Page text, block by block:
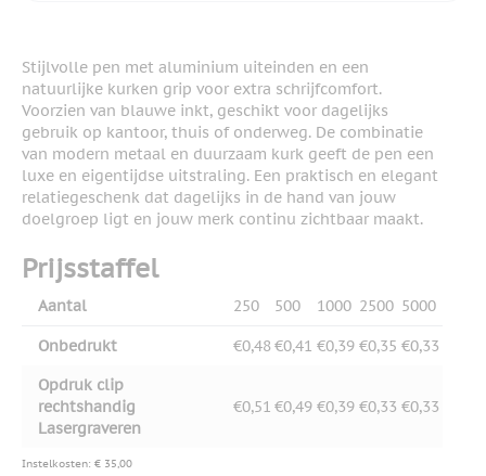
Stijlvolle pen met aluminium uiteinden en een
natuurlijke kurken grip voor extra schrijfcomfort.
Voorzien van blauwe inkt, geschikt voor dagelijks
gebruik op kantoor, thuis of onderweg. De combinatie
van modern metaal en duurzaam kurk geeft de pen een
luxe en eigentijdse uitstraling. Een praktisch en elegant
relatiegeschenk dat dagelijks in de hand van jouw
doelgroep ligt en jouw merk continu zichtbaar maakt.
Prijsstaffel
Aantal 250 500 1000 2500 5000
Onbedrukt €0,48 €0,41 €0,39 €0,35 €0,33
Opdruk clip
rechtshandig
Lasergraveren
€0,51 €0,49 €0,39 €0,33 €0,33
Instelkosten: € 35,00